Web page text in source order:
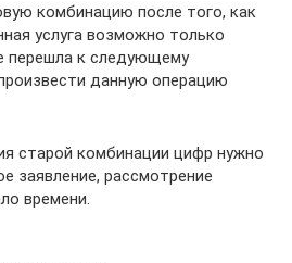
комбинацию после того, как
услуга возможно только
перешла к следующему
данную операцию
старой комбинации цифр нужно
заявление, рассмотрение
времени.